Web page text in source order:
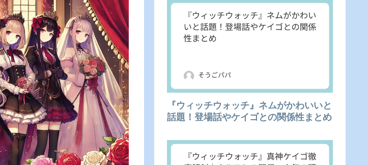
『ウィッチウォッチ』ネムがかわいいと
話題！登場話やケイゴとの関係性まとめ